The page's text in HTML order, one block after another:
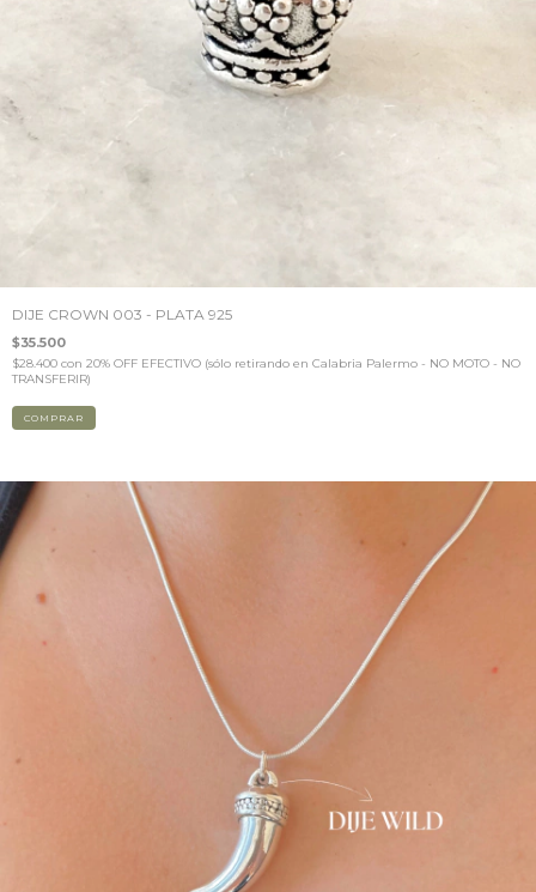
DIJE CROWN 003 - PLATA 925
$35.500
$28.400 con 20% OFF EFECTIVO (sólo retirando en Calabria Palermo - NO MOTO - NO
TRANSFERIR)